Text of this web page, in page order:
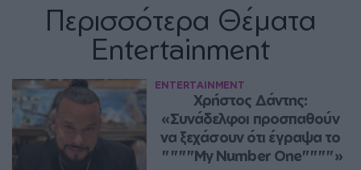
Περισσότερα Θέματα
Entertainment
ENTERTAINMENT
Χρήστος Δάντης:
«Συνάδελφοι προσπαθούν
να ξεχάσουν ότι έγραψα το
""""My Number One""""»